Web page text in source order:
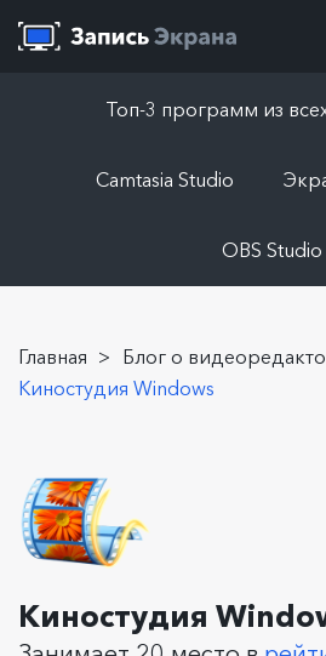
Топ-3 программ из
Camtasia Studio
OBS Studio
Главная > Блог о
Киностудия Windows
Киностудия